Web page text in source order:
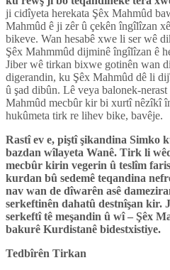
ji cidîyeta herekata Şêx Mahmûd
Mahmûd ê ji zêr û çekên îngîlîzan
bikeve. Wan hesabê xwe li ser wê
Şêx Mahmmûd dijminê îngîlîzan ê
Jiber wê tirkan bixwe gotinên wan
digerandin, ku Şêx Mahmûd dê li
û şad dibûn. Lê veya balonek-
Mahmûd mecbûr kir bi xurtî nêzîkî
hukûmeta tirk re lihev bike, bavêje.
Rastî ev e, piştî şikandina Simko
bazdan wîlayeta Wanê. Tirk li
mecbûr kirin vegerin û teslîm
kurdan bû sedemê teqandina
nav wan de dîwarên asê
serkeftinên dahatû destnîşan kir.
serkeftî tê meşandin û wî – Şêx
bakurê Kurdistanê bidestxistiye.
Tedbîrên Tirkan